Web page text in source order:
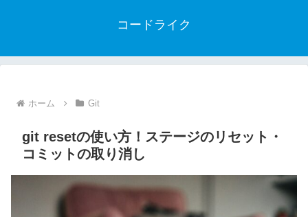
コードライク
ホーム Git
git resetの使い方！ステージのリセット・
コミットの取り消し